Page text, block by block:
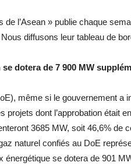
de l’Asean » publie chaque
diffusons leur tableau de
dotera de 7 900 MW
même si le gouvernement a
dont l’approbation était
3685 MW, soit 46,6% de
naturel confiés au DoE
se dotera de 901